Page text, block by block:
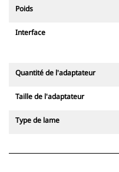
le
Poids
Interface
Quantité de l'adaptateur
Taille de l'adaptateur
Type de lame